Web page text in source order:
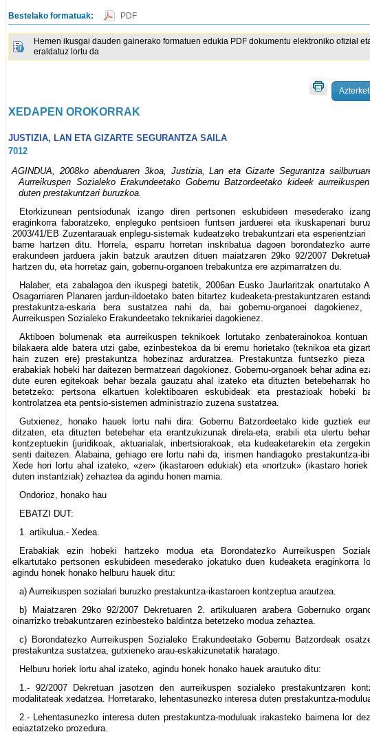
Bestelako formatuak: PDF
Hemen ikusgai dauden gainerako formatuen edukia PDF dokumentu elektroniko ofizial
eraldatuz lortu da
XEDAPEN OROKORRAK
JUSTIZIA, LAN ETA GIZARTE SEGURANTZA SAILA
7012
AGINDUA, 2008ko abenduaren 3koa, Justizia, Lan eta Gizarte Segurantza
Aurreikuspen Sozialeko Erakundeetako Gobernu Batzordeetako kideek
duten prestakuntzari buruzkoa.
Etorkizunean pentsiodunak izango diren pertsonen eskubideen mesederako
eraginkorra faboratzeko, enpleguko pentsioen funtsen jarduerei eta ikuskapenari
2003/41/EB Zuzentarauak enplegu-sistemak kudeatzeko trebakuntzari eta esperientziari
barne hartzen ditu. Horrela, esparru horretan inskribatua dagoen borondatezko
erakundeen jarduera jakin batzuk arautzen dituen maiatzaren 29ko 92/2007
hartzen du, eta horretaz gain, gobernu-organoen trebakuntza ere azpimarratzen du.
Halaber, eta zabalagoa den ikuspegi batetik, 2006an Eusko Jaurlaritzak onartutako
Osagarriaren Planaren jardun-ildoetako baten bitartez kudeaketa-prestakuntzaren
prestakuntza-eskaria bera sustatzea nahi da, bai gobernu-organoei dagokienez,
Aurreikuspen Sozialeko Erakundeetako teknikariei dagokienez.
Aktiboen bolumenak eta aurreikuspen teknikoek lortutako zenbaterainokoa
bilakaera alde batera utzi gabe, ezinbestekoa da bi eremu horietako (teknikoa eta
hain zuzen ere) prestakuntza hobezinaz arduratzea. Prestakuntza funtsezko pieza
erabakiak hobeki har daitezen bermatzeari dagokionez. Gobernu-organoek behar adina
dute euren egitekoak behar bezala gauzatu ahal izateko eta dituzten betebeharrak
betetzeko: pertsona elkartuen kolektiboaren eskubideak eta prestazioak hobeki
kontrolatzea eta pentsio-sistemen administrazio zuzena sustatzea.
Gutxienez, honako hauek lortu nahi dira: Gobernu Batzordeetako kide guztiek
ditzaten, eta dituzten betebehar eta erantzukizunak direla-eta, erabili eta ulertu
kontzeptuekin (juridikoak, aktuarialak, inbertsiorakoak, eta kudeaketarekin eta
senti daitezen. Alabaina, gehiago ere lortu nahi da, irismen handiagoko prestakuntza-
Xede hori lortu ahal izateko, «zer» (ikastaroen edukiak) eta «nortzuk» (ikastaro
duten instantziak) zehaztea da agindu honen mamia.
Ondorioz, honako hau
EBATZI DUT:
1. artikulua.- Xedea.
Erabakiak ezin hobeki hartzeko modua eta Borondatezko Aurreikuspen
elkartutako pertsonen eskubideen mesederako jokatuko duen kudeaketa eraginkorra
agindu honek honako helburu hauek ditu:
a) Aurreikuspen sozialari buruzko prestakuntza-ikastaroen kontzeptua arautzea.
b) Maiatzaren 29ko 92/2007 Dekretuaren 2. artikuluaren arabera Gobernuko
oinarrizko trebakuntzaren ezinbesteko baldintza betetzeko modua zehaztea.
c) Borondatezko Aurreikuspen Sozialeko Erakundeetako Gobernu Batzordeak
prestakuntza sustatzea, gutxieneko arau-eskakizunetatik haratago.
Helburu horiek lortu ahal izateko, agindu honek honako hauek arautuko ditu:
1.- 92/2007 Dekretuan jasotzen den aurreikuspen sozialeko prestakuntzaren
modalitateak xedatzea. Horretarako, lehentasunezko interesa duten prestakuntza-
2.- Lehentasunezko interesa duten prestakuntza-moduluak irakasteko baimena lor
egiaztatzeko prozedura.